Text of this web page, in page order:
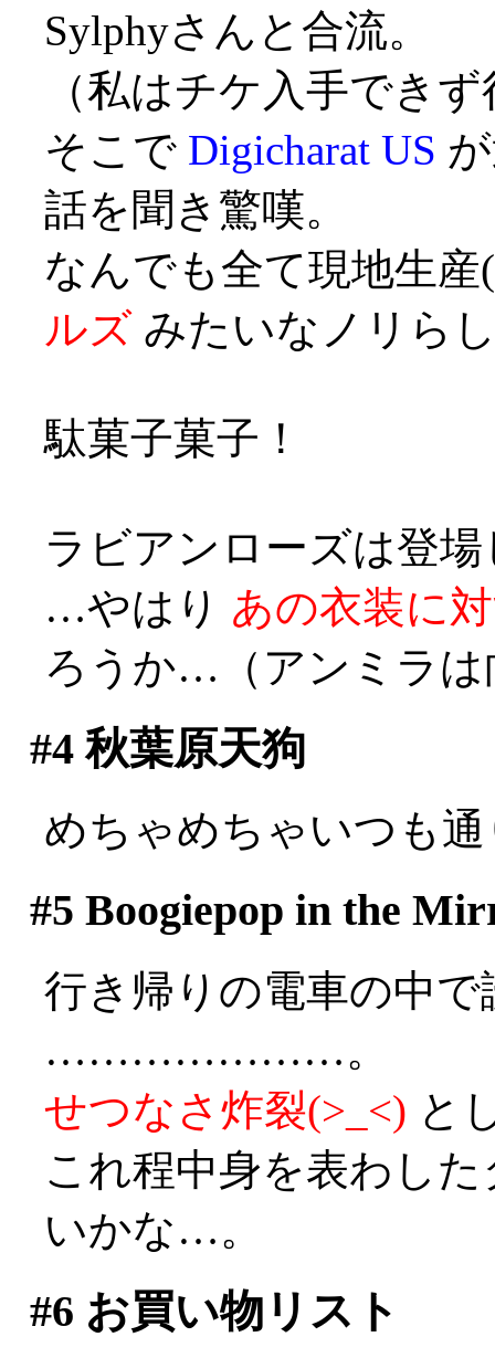
Sylphyさんと合流。
（私はチケ入手でき
そこで Digicharat US
話を聞き驚嘆。
なんでも全て現地生
ルズ みたいなノリら
駄菓子菓子！
ラビアンローズは登
…やはり あの衣装に
ろうか…（アンミラ
#4秋葉原天狗
めちゃめちゃいつも
#5 Boogiepop in the
行き帰りの電車の中
…………………。
せつなさ炸裂(>_<) と
これ程中身を表わし
いかな…。
#6 お買い物リスト